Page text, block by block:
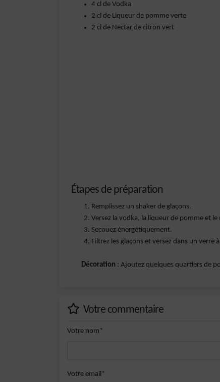
4 cl de Vodka
2 cl de Liqueur de pomme verte
2 cl de Nectar de citron vert
Étapes de préparation
Remplissez un shaker de glaçons.
Versez la vodka, la liqueur de pomme et
Secouez énergétiquement.
Filtrez les glaçons et versez dans un verre
Décoration : Ajoutez quelques quartiers de
Votre commentaire
Votre nom*
Votre email*